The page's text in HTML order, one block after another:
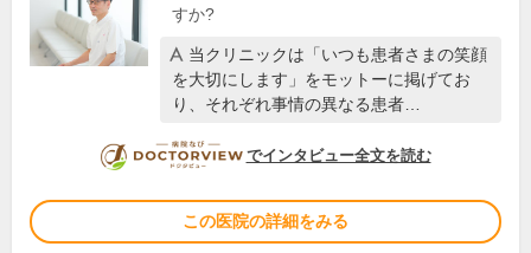
すか?
当クリニックは「いつも患者さまの笑顔
を大切にします」をモットーに掲げてお
り、それぞれ事情の異なる患者…
DOCTORVIEW
でインタビュー全文を読む
この医院の詳細をみる